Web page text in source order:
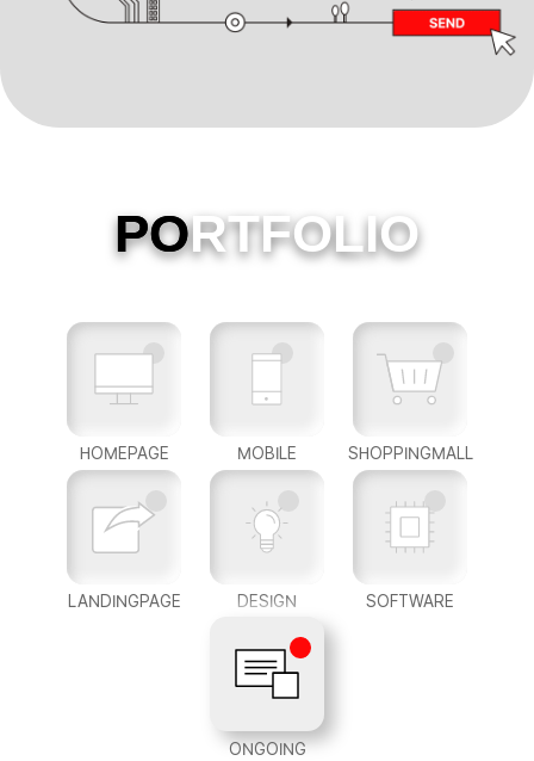
PORTFOLIO
HOMEPAGE MOBILE SHOPPINGMALL
LANDINGPAGE DESIGN SOFTWARE
ONGOING